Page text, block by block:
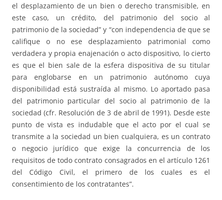
el desplazamiento de un bien o derecho transmisible, en
este caso, un crédito, del patrimonio del socio al
patrimonio de la sociedad” y “con independencia de que se
califique o no ese desplazamiento patrimonial como
verdadera y propia enajenación o acto dispositivo, lo cierto
es que el bien sale de la esfera dispositiva de su titular
para englobarse en un patrimonio autónomo cuya
disponibilidad está sustraída al mismo. Lo aportado pasa
del patrimonio particular del socio al patrimonio de la
sociedad (cfr. Resolución de 3 de abril de 1991). Desde este
punto de vista es indudable que el acto por el cual se
transmite a la sociedad un bien cualquiera, es un contrato
o negocio jurídico que exige la concurrencia de los
requisitos de todo contrato consagrados en el artículo 1261
del Código Civil, el primero de los cuales es el
consentimiento de los contratantes”.